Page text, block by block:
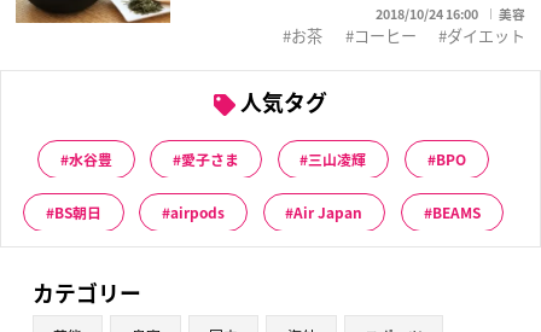
2018/10/24 16:00 美容
お茶 コーヒー ダイエット
人気タグ
水谷豊 愛子さま 三山凌輝 BPO
BS朝日 airpods Air Japan BEAMS
カテゴリー